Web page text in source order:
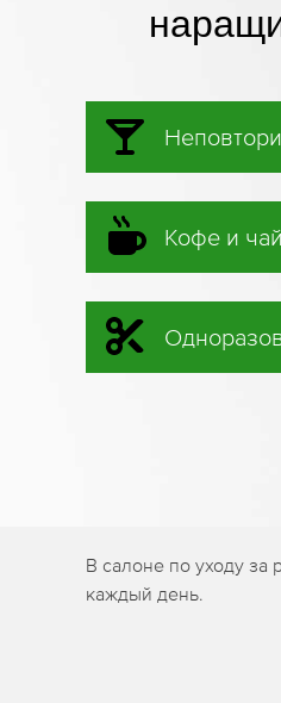
Кофе и
В салоне по уходу
каждый день.